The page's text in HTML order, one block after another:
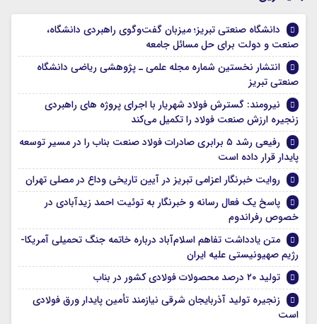
دانشگاه صنعتی تبریز؛ میزبان گفت‌وگوی راهبردی دانشگاه،
صنعت و دولت برای حل مسائل جامعه
انتشار نخستین شماره مجله علمی ـ پژوهشی ریاضی دانشگاه
صنعتی تبریز
نیرومند: گسترش فولاد شهریار با اجرای پروژه های راهبردی
زنجیره ارزش صنعت فولاد را تکمیل می‌کند
رفیعی رشد ۵ برابری صادرات فولاد صنعت بناب را در مسیر توسعه
پایدار قرار داده است
روایت خبرنگار اعزامی تبریز در آیین تاریخی وداع در مصلی تهران
پاسخ یک فعال رسانه و خبرنگار به توئیت احمد زیدآبادی در
خصوص رفراندوم
متن یادداشت تفاهم اسلام‌آباد درباره خاتمه جنگ تحمیلی آمریکا-
رژیم صهیونیستی علیه ایران
تولید ۲۰ درصد محصولات فولادی کشور در بناب
زنجیره تولید آذربایجان شرقی نیازمند تأمین پایدار ورق فولادی
است